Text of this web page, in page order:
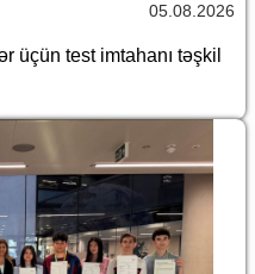
05.08.2026
üçün test imtahanı təşkil